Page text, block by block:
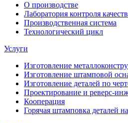
О производстве
Лаборатория контроля
Производственная система
Технологический цикл
Услуги
Изготовление
Изготовление штамповой
Изготовление деталей по
Проектирование и реверс-
Кооперация
Горячая штамповка деталей